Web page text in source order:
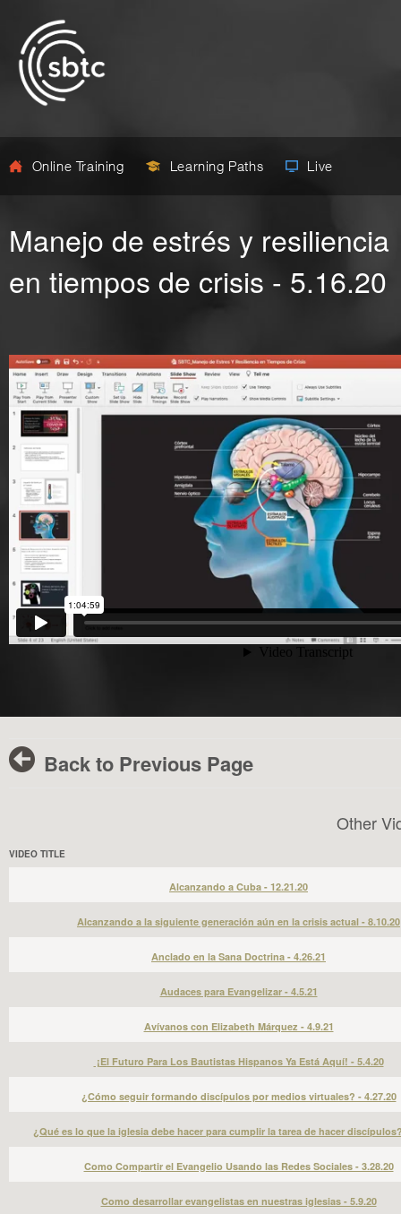
Online Training Learning Paths Live
Manejo de estrés y resiliencia
en tiempos de crisis - 5.16.20
Back to Previous Page
Other
VIDEO TITLE
Alcanzando a Cuba - 12.21.20
Alcanzando a la siguiente generación aún en la crisis actual - 8.10.20
Anclado en la Sana Doctrina - 4.26.21
Audaces para Evangelizar - 4.5.21
Avívanos con Elizabeth Márquez - 4.9.21
¡El Futuro Para Los Bautistas Hispanos Ya Está Aquí! - 5.4.20
¿Cómo seguir formando discípulos por medios virtuales? - 4.27.20
¿Qué es lo que la iglesia debe hacer para cumplir la tarea de hacer
Como Compartir el Evangelio Usando las Redes Sociales - 3.28.20
Como desarrollar evangelistas en nuestras iglesias - 5.9.20